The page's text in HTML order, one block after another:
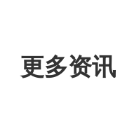
更多资